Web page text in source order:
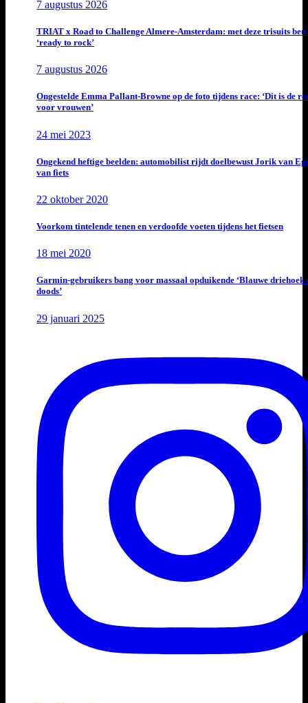
7 augustus 2026
TRIAT x Road to Challenge Almere-Amsterdam: met deze trisuits ben
‘ready to rock’
7 augustus 2026
Ongestelde Emma Pallant-Browne op de foto tijdens race: ‘Dit is de
voor vrouwen’
24 mei 2023
Ongekend heftige beelden: automobilist rijdt doelbewust Jorik van
van fiets
22 oktober 2020
Voorkom tintelende tenen en verdoofde voeten tijdens het fietsen
18 mei 2020
Garmin-gebruikers bang voor massaal opduikende ‘Blauwe driehoek
doods’
29 januari 2025